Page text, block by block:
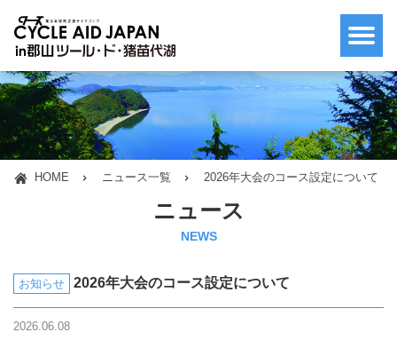
HOME ニュース一覧 2026年大会のコース設定について
ニュース
NEWS
お知らせ 2026年大会のコース設定について
2026.06.08